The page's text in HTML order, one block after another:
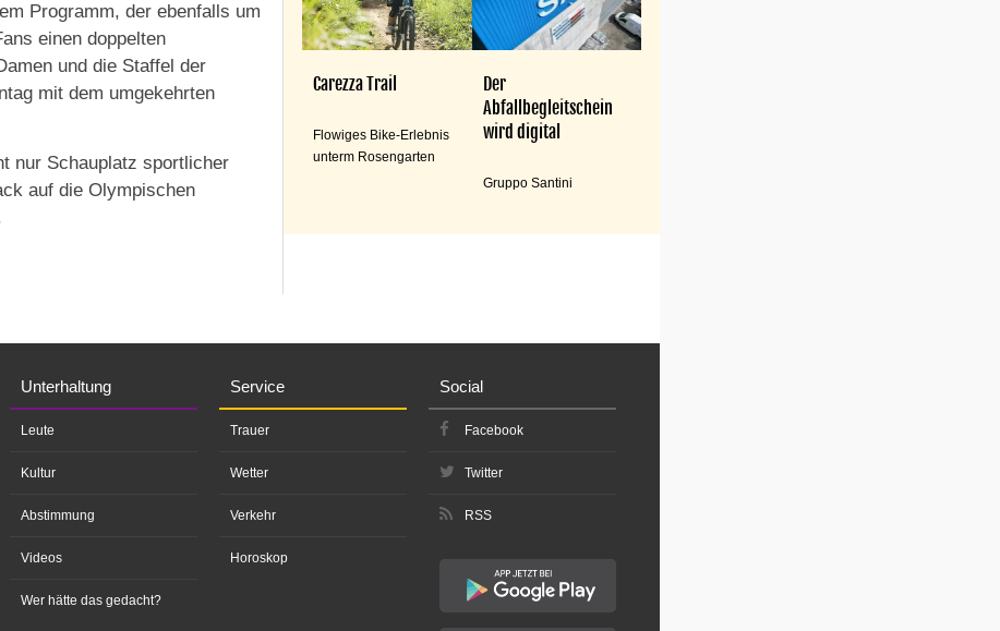
Programm, der ebenfalls um
einen doppelten
und die Staffel der
mit dem umgekehrten
nur Schauplatz sportlicher
auf die Olympischen
Carezza Trail
Flowiges Bike-Erlebnis
unterm Rosengarten
Der
Abfallbegleitschein
wird digital
Gruppo Santini
Unterhaltung
Leute
Kultur
Abstimmung
Videos
Wer hätte das gedacht?
Service
Trauer
Wetter
Verkehr
Horoskop
Social
Facebook
Twitter
RSS